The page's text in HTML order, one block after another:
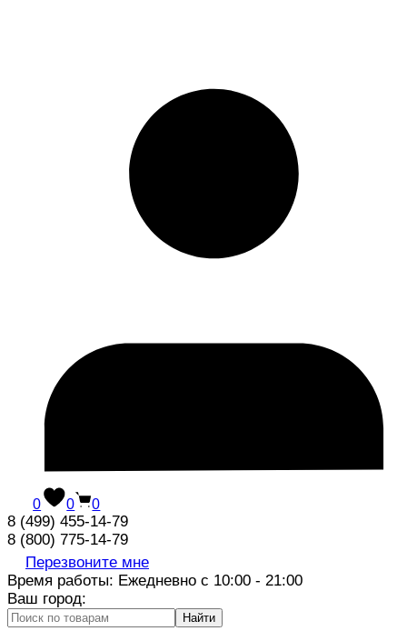
0 0 0
8 (499) 455-14-79
8 (800) 775-14-79
Перезвоните мне
Время работы: Ежедневно с 10:00 - 21:00
Ваш город:
Найти